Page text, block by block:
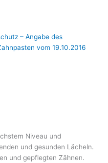
– Angabe des
vom 19.10.2016
Niveau und
und gesunden Lächeln.
und gepflegten Zähnen.